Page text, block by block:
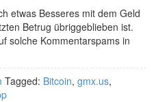
etwas Besseres mit dem Geld
Betrug übriggeblieben ist.
solche Kommentarspams in
Tagged: Bitcoin, gmx.us,